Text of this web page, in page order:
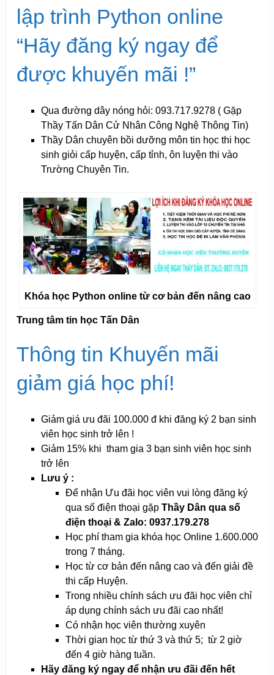
lập trình Python online
“Hãy đăng ký ngay để
được khuyến mãi !”
Qua đường dây nóng hỏi: 093.717.9278 ( Gặp
Thầy Tấn Dân Cử Nhân Công Nghệ Thông Tin)
Thầy Dân chuyên bồi dưỡng môn tin học thi học
sinh giỏi cấp huyện, cấp tỉnh, ôn luyện thi vào
Trường Chuyên Tin.
Khóa học Python online từ cơ bản đến nâng cao
Trung tâm tin học Tấn Dân
Thông tin Khuyến mãi
giảm giá học phí!
Giảm giá ưu đãi 100.000 đ khi đăng ký 2 bạn sinh
viên học sinh trở lên !
Giảm 15% khi tham gia 3 bạn sinh viên học sinh
trở lên
Lưu ý :
Để nhận Ưu đãi học viên vui lòng đăng ký
qua số điện thoại gặp Thầy Dân qua số
điện thoại & Zalo: 0937.179.278
Học phí tham gia khóa học Online 1.600.000
trong 7 tháng.
Học từ cơ bản đến nâng cao và đến giải đề
thi cấp Huyện.
Trong nhiều chính sách ưu đãi học viên chỉ
áp dụng chính sách ưu đãi cao nhất!
Có nhận học viên thường xuyên
Thời gian học từ thứ 3 và thứ 5; từ 2 giờ
đến 4 giờ hàng tuần.
Hãy đăng ký ngay để nhận ưu đãi đến hết